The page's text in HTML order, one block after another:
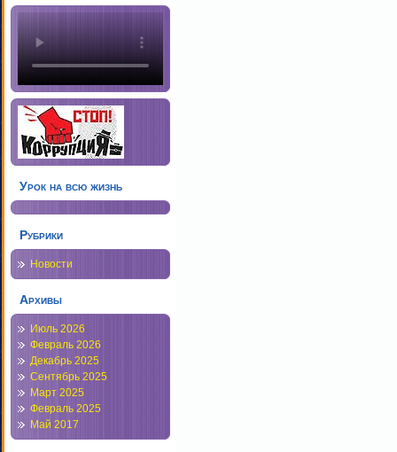
Урок на всю жизнь
Рубрики
Новости
Архивы
Июль 2026
Февраль 2026
Декабрь 2025
Сентябрь 2025
Март 2025
Февраль 2025
Май 2017